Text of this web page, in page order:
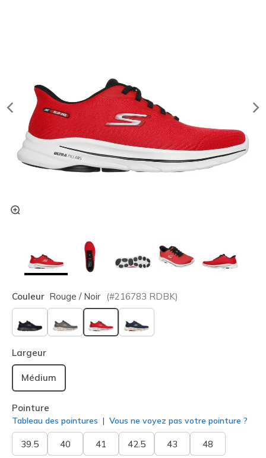
Couleur Rouge / Noir (#216783 RDBK)
sélectionné
Largeur
Médium
Pointure
Tableau des pointures Vous ne voyez pas votre pointure ?
39.5 40 41 42.5 43 48